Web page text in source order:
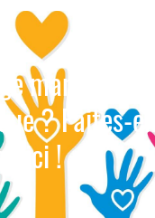
manque à
? Faites-
ici !